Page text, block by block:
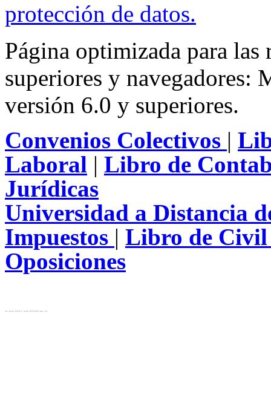
protección de datos.
Página optimizada para
superiores y
versión 6.0 y superiores.
Convenios Colectivos |
Laboral | Libro de
Jurídicas
Universidad a Distancia
Impuestos | Libro de
Oposiciones
test( ip_server: 10.28.12.31 , ip_local: 216.73.216.192, cluster: cls)